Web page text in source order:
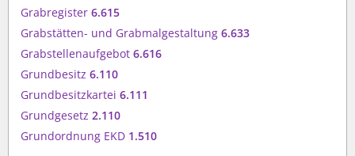
Grabregister 6.615
Grabstätten- und Grabmalgestaltung 6.633
Grabstellenaufgebot 6.616
Grundbesitz 6.110
Grundbesitzkartei 6.111
Grundgesetz 2.110
Grundordnung EKD 1.510